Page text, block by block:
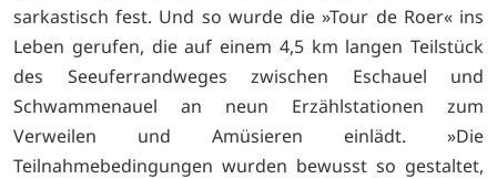
sarkastisch fest. Und so wurde die »Tour de Roer« ins
Leben gerufen, die auf einem 4,5 km langen Teilstück
des Seeuferrandweges zwischen Eschauel und
Schwammenauel an neun Erzählstationen zum
Verweilen und Amüsieren einlädt. »Die
Teilnahmebedingungen wurden bewusst so gestaltet,